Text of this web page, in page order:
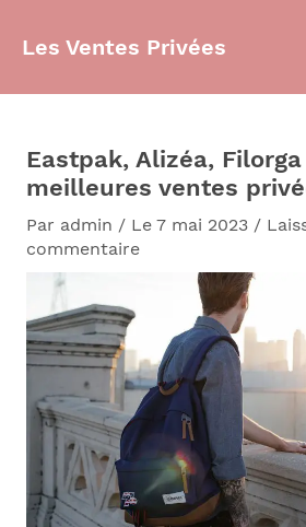
Les Ventes Privées
Eastpak, Alizéa,
meilleures ventes
Par admin / Le 7 mai 2023 /
commentaire